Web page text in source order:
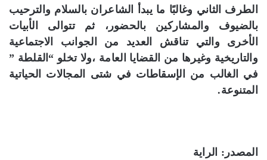
الطرف الثاني وغالبًا ما يبدأ الشاعران بالسلام والترحيب
بالضيوف والمشاركين بالحضور، ثم تتوالى الأبيات
الأخرى والتي تناقش العديد من الجوانب الاجتماعية
والتاريخية وغيرها من القضايا العامة ،ولا تخلو “القلطة ”
في الغالب من الإسقاطات في شتى المجالات الحياتية
المتنوعة.
المصدر: الراية